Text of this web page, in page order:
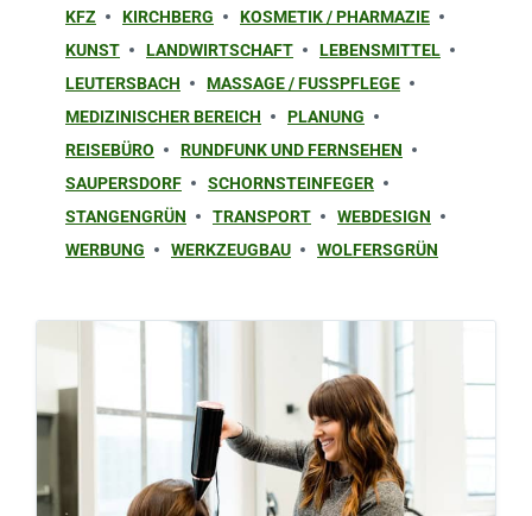
KFZ
KIRCHBERG
KOSMETIK / PHARMAZIE
KUNST
LANDWIRTSCHAFT
LEBENSMITTEL
LEUTERSBACH
MASSAGE / FUSSPFLEGE
MEDIZINISCHER BEREICH
PLANUNG
REISEBÜRO
RUNDFUNK UND FERNSEHEN
SAUPERSDORF
SCHORNSTEINFEGER
STANGENGRÜN
TRANSPORT
WEBDESIGN
WERBUNG
WERKZEUGBAU WOLFERSGRÜN